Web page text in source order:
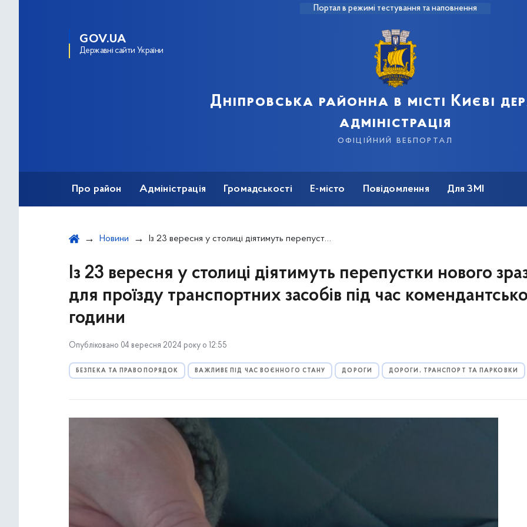
Портал в режимі тестування та наповнення
GOV.UA
Державні сайти України
Дніпровська районна в місті Києві
адміністрація
офіційний вебпортал
Про район Адміністрація Громадськості Е-місто Повідомлення Для ЗМІ
Новини Із 23 вересня у столиці діятимуть перепустки нового зразка для проїзду транспортних засобів під час комендантської години
Із 23 вересня у столиці діятимуть перепустки нового
для проїзду транспортних засобів під час
години
Опубліковано 04 вересня 2024 року о 12:55
БЕЗПЕКА ТА ПРАВОПОРЯДОК ВАЖЛИВЕ ПІД ЧАС ВОЄННОГО СТАНУ ДОРОГИ ДОРОГИ, ТРАНСПОРТ ТА ПАРКОВКИ